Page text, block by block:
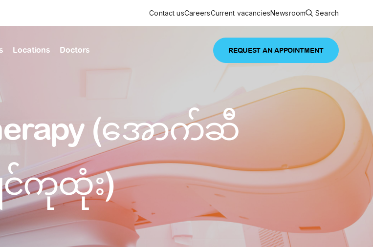
by first letter
J
O P Q R S T U
V
W
X Y Z
keyword
ALL ARTICLES
Featured article
News & Announcements
PRESS RELEASE
PRESS RELEASE
Trusted care for every stage of life
Primary care
Comprehensive and continuing health care from prenatal
to elderly stages, coordinating with specialists as
needed
Locations
Dedicated to providing comprehensive interdisciplinary
healthcare services
Shin Saw Pu Clinic
A Top-Tier Primary Care Facility Inaugurated in Yangon for
Local and Expatriate Families
Doctors REQUEST AN APPOINTMENT
Contact usCareersCurrent vacanciesNewsroom Search
(အောက်ဆီ
င်ကုထုံး)